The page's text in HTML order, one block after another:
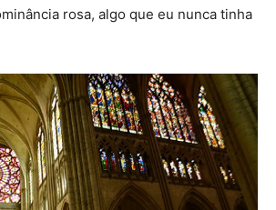
rosa, algo que eu nunca tinha